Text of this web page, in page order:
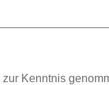
zur Kenntnis